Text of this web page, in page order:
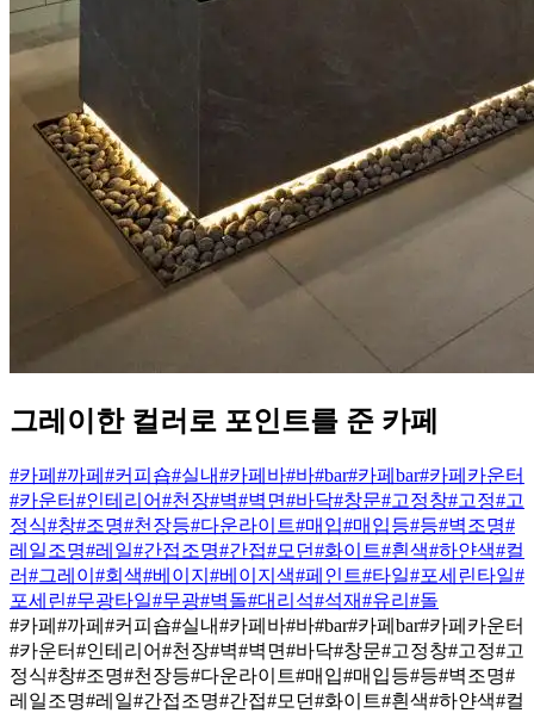
그레이한 컬러로 포인트를 준 카페
#카페 #까페 #커피숍#실내#카페바#바#bar#카페bar#카페카운터
#카운터#인테리어#천장#벽#벽면#바닥#창문#고정창#고정#고
정식#창#조명#천장등#다운라이트#매입#매입등#등#벽조명#
레일조명#레일#간접조명#간접#모던#화이트#흰색#하얀색#컬
러#그레이 #회색#베이지 #베이지색#페인트#타일#포세린타일#
포세린#무광타일#무광#벽돌#대리석#석재#유리 #돌
#카페 #까페 #커피숍#실내#카페바#바#bar#카페bar#카페카운터
#카운터#인테리어#천장#벽#벽면#바닥#창문#고정창#고정#고
정식#창#조명#천장등#다운라이트#매입#매입등#등#벽조명#
레일조명#레일#간접조명#간접#모던#화이트#흰색#하얀색#컬